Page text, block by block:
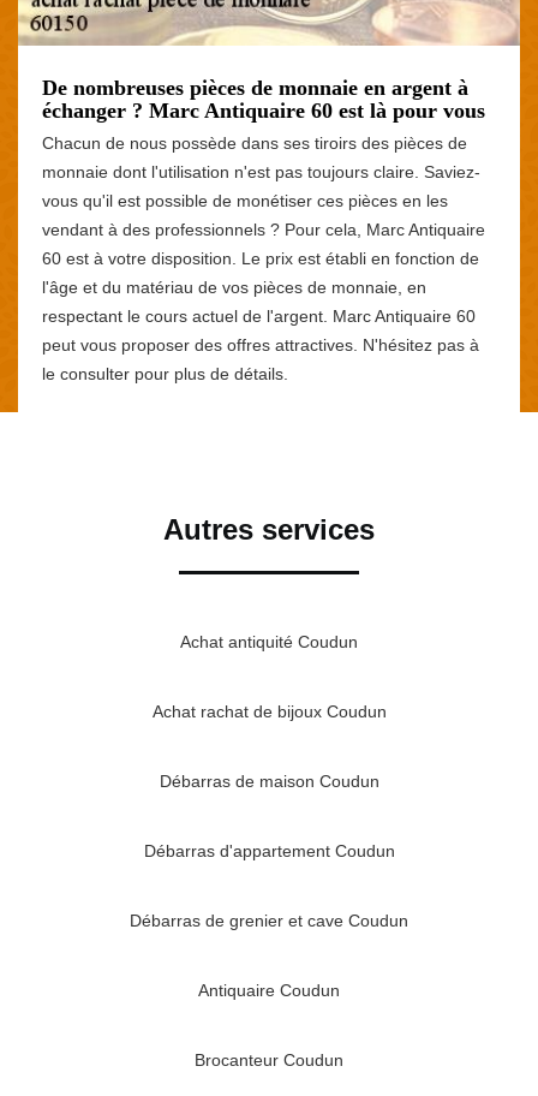
De nombreuses pièces de monnaie en argent à
échanger ? Marc Antiquaire 60 est là pour vous
Chacun de nous possède dans ses tiroirs des pièces de
monnaie dont l'utilisation n'est pas toujours claire. Saviez-
vous qu'il est possible de monétiser ces pièces en les
vendant à des professionnels ? Pour cela, Marc Antiquaire
60 est à votre disposition. Le prix est établi en fonction de
l'âge et du matériau de vos pièces de monnaie, en
respectant le cours actuel de l'argent. Marc Antiquaire 60
peut vous proposer des offres attractives. N'hésitez pas à
le consulter pour plus de détails.
Autres services
Achat antiquité Coudun
Achat rachat de bijoux Coudun
Débarras de maison Coudun
Débarras d'appartement Coudun
Débarras de grenier et cave Coudun
Antiquaire Coudun
Brocanteur Coudun